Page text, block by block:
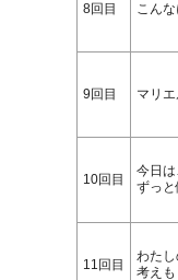
8回目 こん
9回目 マリ
10回目
今日
ずっ
11回目
わた
考え